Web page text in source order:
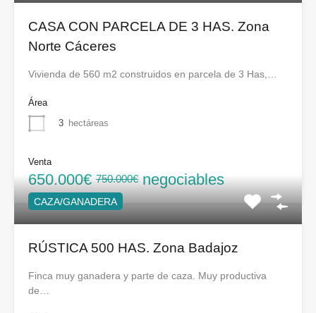
CASA CON PARCELA DE 3 HAS. Zona
Norte Cáceres
Vivienda de 560 m2 construidos en parcela de 3 Has,…
Área
3 hectáreas
Venta
650.000€ 750.000€negociables
CAZA/GANADERA
RÚSTICA 500 HAS. Zona Badajoz
Finca muy ganadera y parte de caza. Muy productiva
de…